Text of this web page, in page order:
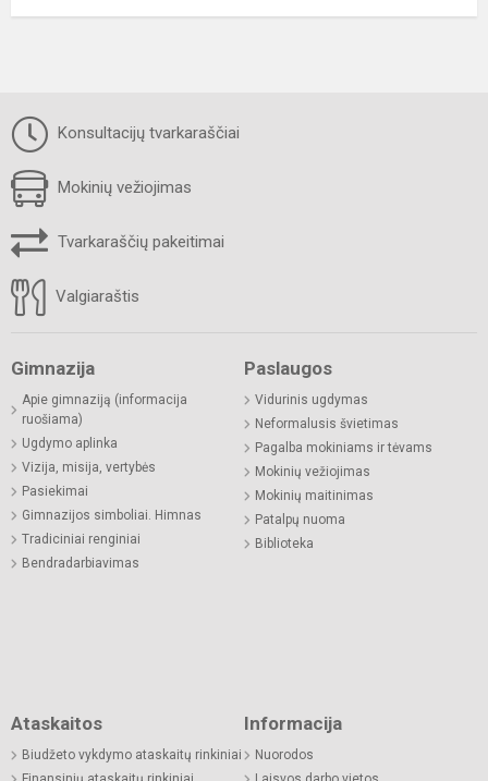
Konsultacijų tvarkaraščiai
Mokinių vežiojimas
Tvarkaraščių pakeitimai
Valgiaraštis
Gimnazija
Apie gimnaziją (informacija
ruošiama)
Ugdymo aplinka
Vizija, misija, vertybės
Pasiekimai
Gimnazijos simboliai. Himnas
Tradiciniai renginiai
Bendradarbiavimas
Paslaugos
Vidurinis ugdymas
Neformalusis švietimas
Pagalba mokiniams ir tėvams
Mokinių vežiojimas
Mokinių maitinimas
Patalpų nuoma
Biblioteka
Ataskaitos
Biudžeto vykdymo ataskaitų rinkiniai
Informacija
Nuorodos